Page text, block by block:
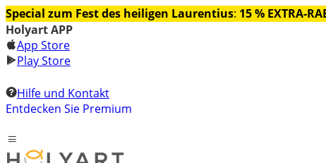
Special zum Fest des heiligen Laurentius: 15 % EXTRA-
Holyart APP
App Store
Play Store
Hilfe und Kontakt
Entdecken Sie Premium